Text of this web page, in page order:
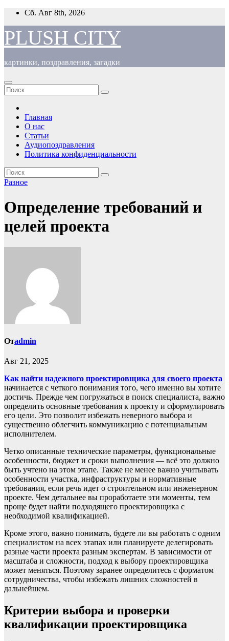
Перейти
содержимому
Сб. Авг 8th, 2026
PLUSH CITY
картинки, поздравления, загадки
Главная
О нас
Статьи
Аудиопоздравления
Политика конфиденциальности
Разное
Определение требований и
целей проекта
Отadmin
Авг 21, 2025
Как найти надежного проектировщика для своего проекта
начинается с четкого понимания того, чего именно вы хотите
достичь. Прежде чем погружаться в поиск специалиста, важно
определить основные требования к проекту и сформулировать
его цели. Это позволит избежать неверного выбора и
существенно облегчить коммуникацию с потенциальным
исполнителем.
Четко описанные технические параметры, функциональные
особенности, бюджет и сроки выполнения — всё это должно
быть учтено на этом этапе. Также не менее важно учитывать
особенности участка, инфраструктуры и нормативные
требования, если речь идет о строительном или инженерном
проекте. Чем детальнее вы проработаете эти моменты, тем
проще будет найти подходящего проектировщика с
необходимой квалификацией.
Кроме этого, важно понимать, будете ли вы работать с одним
специалистом на всех этапах или планируете делегировать
разные части проекта разным экспертам. В зависимости от
масштаба и сложности, подход к выбору проектировщика
может меняться. Поэтому заранее определитесь с форматом
сотрудничества, чтобы избежать лишних сложностей в
дальнейшем.
Критерии выбора и проверки
квалификации проектировщика